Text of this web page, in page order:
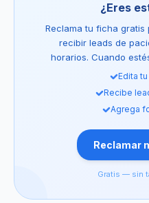
¿Eres
Reclama tu ficha
recibir leads de
horarios. Cuando
Edita
Recibe
Agrega
Reclamar
Gratis — sin